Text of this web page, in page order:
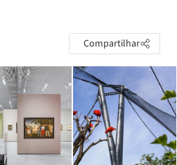
Compartilhar